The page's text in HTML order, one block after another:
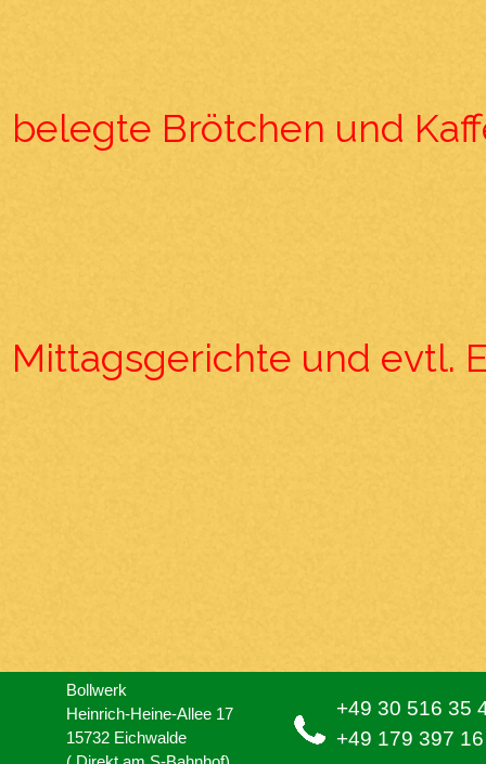
belegte Brötchen und
Mittagsgerichte und evtl.
+49 30 516 35
+49 179 397
Bollwerk
Heinrich-Heine-Allee 17
15732 Eichwalde